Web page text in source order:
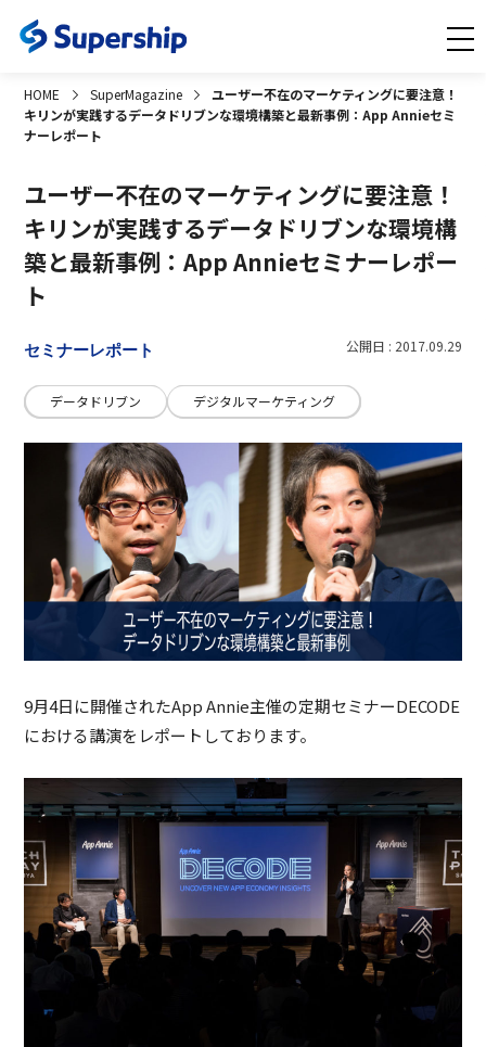
HOME SuperMagazine
ユーザー不在のマーケティングに要注意！
キリンが実践するデータドリブンな環境構築と最新事例：App Annieセミ
ナーレポート
ユーザー不在のマーケティングに要注意！
キリンが実践するデータドリブンな環境構
築と最新事例：App Annieセミナーレポー
ト
セミナーレポート 公開日 : 2017.09.29
データドリブン デジタルマーケティング
9月4日に開催されたApp Annie主催の定期セミナーDECODE
における講演をレポートしております。